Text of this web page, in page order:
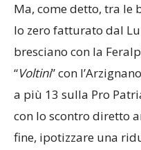
Ma, come detto, tra le
lo zero fatturato dal
bresciano con la
“Voltini” con
a più 13 sulla Pro
con lo scontro diretto
fine, ipotizzare una